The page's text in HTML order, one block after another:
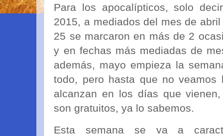
Para los apocalípticos, solo
2015, a mediados del mes de
25 se marcaron en más de 2
y en fechas más mediadas de
además, mayo empieza la
todo, pero hasta que no veamos
alcanzan en los días que
son gratuitos, ya lo sabemos.
Esta semana se va a